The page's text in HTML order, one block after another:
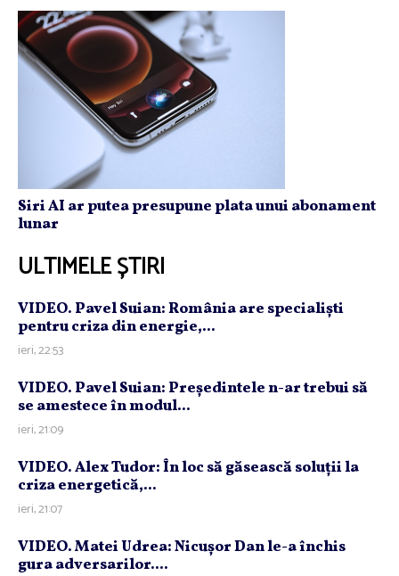
Siri AI ar putea presupune plata unui abonament
lunar
ULTIMELE ȘTIRI
VIDEO. Pavel Suian: România are specialişti
pentru criza din energie,...
ieri, 22:53
VIDEO. Pavel Suian: Preşedintele n-ar trebui să
se amestece în modul...
ieri, 21:09
VIDEO. Alex Tudor: În loc să găsească soluţii la
criza energetică,...
ieri, 21:07
VIDEO. Matei Udrea: Nicuşor Dan le-a închis
gura adversarilor....